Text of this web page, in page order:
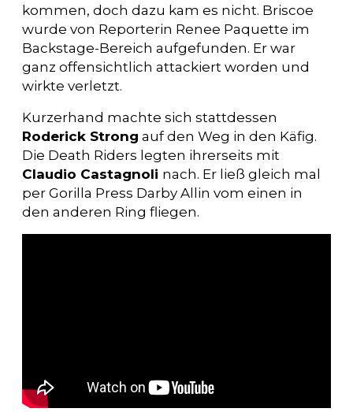
kommen, doch dazu kam es nicht. Briscoe
wurde von Reporterin Renee Paquette im
Backstage-Bereich aufgefunden. Er war
ganz offensichtlich attackiert worden und
wirkte verletzt.
Kurzerhand machte sich stattdessen
Roderick Strong auf den Weg in den Käfig.
Die Death Riders legten ihrerseits mit
Claudio Castagnoli nach. Er ließ gleich mal
per Gorilla Press Darby Allin vom einen in
den anderen Ring fliegen.